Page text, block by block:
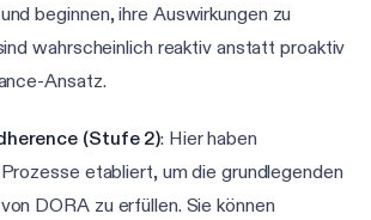
beginnen, ihre Auswirkungen zu
wahrscheinlich reaktiv anstatt proaktiv
Ansatz.
(Stufe 2): Hier haben
etabliert, um die grundlegenden
DORA zu erfüllen. Sie können